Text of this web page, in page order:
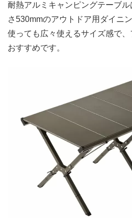
耐熱アルミキャンピングテーブ
さ530mmのアウトドア用ダイニ
使っても広々使えるサイズ感で
おすすめです。